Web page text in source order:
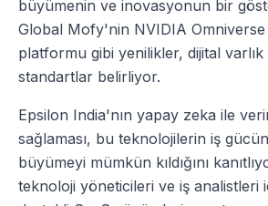
büyümenin ve inovasyonun bir
Global Mofy'nin NVIDIA Omniverse
platformu gibi yenilikler, dijital
standartlar belirliyor.
Epsilon India'nın yapay zeka ile
sağlaması, bu teknolojilerin iş
büyümeyi mümkün kıldığını
teknoloji yöneticileri ve iş analistleri